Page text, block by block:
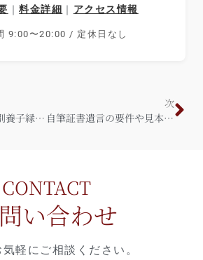
｜料金詳細 ｜ アクセス情報
9:00〜20:00 / 定休日なし
普通養子縁組と特別養子縁組の「特徴・比較・手続き」を漏れなく解説！
次
自筆証書遺言の要件や見本（記載例）などを漏れなく解説！！
CONTACT
い合わせ
気軽にご相談ください。